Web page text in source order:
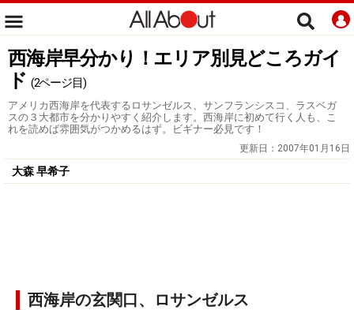
西海岸早分かり！エリア別見どころガイ
ド (2ページ目)
アメリカ西海岸を代表するロサンゼルス、サンフランシスコ、ラスベガ
スの３大都市を分かりやすく紹介します。西海岸に初めて行く人も、こ
れを読めば雰囲気がつかめるはず。ビギナー必見です！
更新日： 2007年01月16日
大森 早希子
西海岸の玄関口、ロサンゼルス